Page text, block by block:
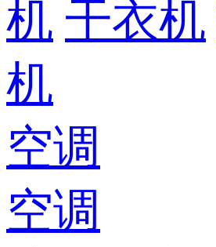
机 干衣机
机
空调
空调